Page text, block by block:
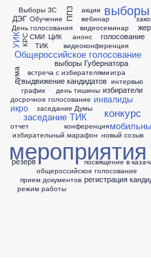
Выборы ЗС
ДЭГ
День голосования
КРС
Обучение
Общероссийское голосование
ППЗ
СМИ
ТИК
УИК ЦИК
акции
анонс
вебинар
видеоконференция
видеосеминар
встреча с избирателями
выборы
выборы Губернатора
выдвижение кандидатов
голосование
график
день тишины
досрочное голосование
дума
заседание Думы
заседание ТИК
игра
избиратели
избирательный марафон
икро
инвалиды
интервью
конкурс
конференция
мероприятия
новый созыв
общероссийское голосование
отчет
посвящение в
прием документов регистрация
режим работы
резерв